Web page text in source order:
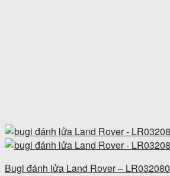
Bugi đánh lửa Land Rover – LR032080